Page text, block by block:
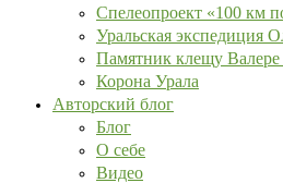
Спелеопроект «100 км
Уральская экспедиция
Памятник клещу
Корона Урала
Авторский блог
Блог
О себе
Видео